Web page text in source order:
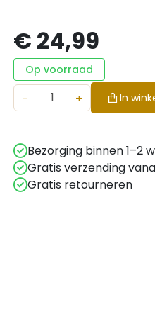
€ 24,99
Op voorraad
− + In
Bezorging binnen 1–2
Gratis verzending
Gratis retourneren